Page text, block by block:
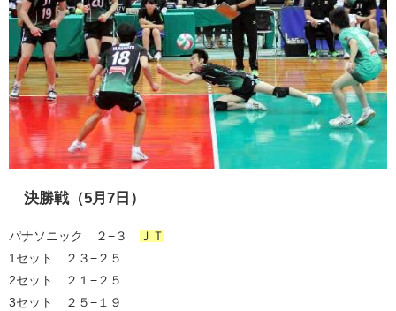
決勝戦（5月7日）
パナソニック ２−３
ＪＴ
1セット ２３−２５
2セット ２１−２５
3セット ２５−１９